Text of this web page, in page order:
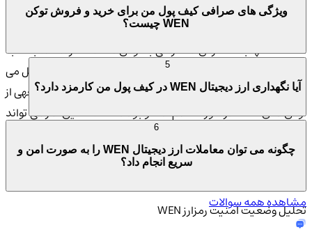
با توجه به استراتژی های جدید و نوآورانه ی توزیع توکن، ایردراپ های
WEN نه تنها به گسترش دسترسی به توکن ها کمک کرده اند، بلکه به
عنوان یک ابزار برای تعادل بخشیدن به عرضه و تقاضا در بازار عمل می
کنند. در آخرین رویداد ایردراپ، احتمال سوزاندن بخش قابل توجهی از
توکن های WEN در صورت عدم ادعا وجود داشت، که این امر می تواند
بر قیمت توکن تأثیر مثبتی داشته باشد. این رویکرد نه تنها به حفظ
ارزش توکن کمک می کند بلکه اطمینان می دهد که توکن ها در دست
تحلیل وضعیت امنیت رمزارز WEN
ویژگی های صرافی کیف پول من برای خرید و فروش توکن
WEN چیست؟
آیا نگهداری ارز دیجیتال WEN در کیف پول من کارمزد دارد؟
چگونه می توان معاملات ارز دیجیتال WEN را به صورت امن و
سریع انجام داد؟
مشاهده همه سوالات